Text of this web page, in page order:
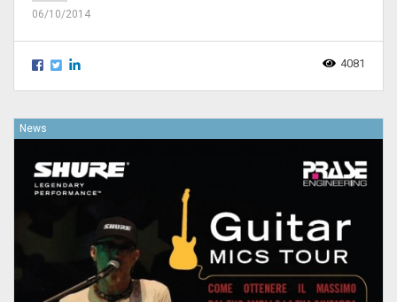
06/10/2014
4081
News